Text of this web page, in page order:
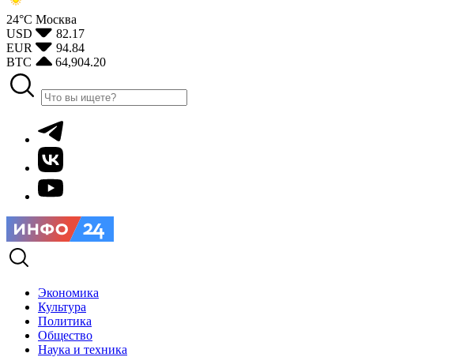
24°С Москва
USD
82.17
EUR
94.84
BTC
64,904.20
Экономика
Культура
Политика
Общество
Наука и техника